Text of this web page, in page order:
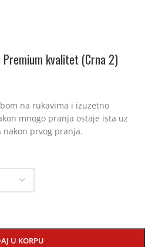
kvalitet (Crna 2)
na rukavima i izuzetno
mnogo pranja ostaje ista uz
prvog pranja.
U KORPU